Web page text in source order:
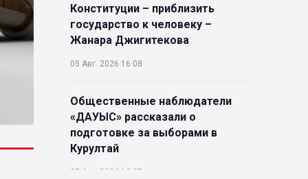
Конституции – приблизить
государство к человеку –
Жанара Джигитекова
05 Авг. 2026 16:08
Общественные наблюдатели
«ДАУЫС» рассказали о
подготовке за выборами в
Курултай
05 Авг. 2026 12:27